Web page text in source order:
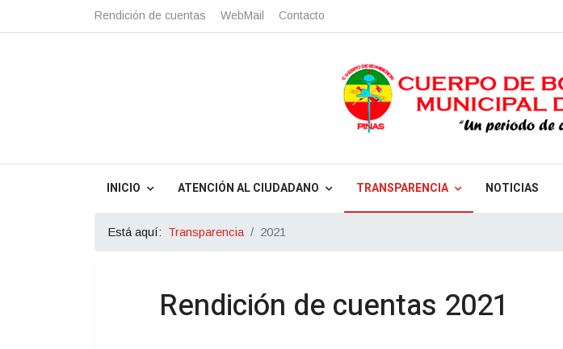
Rendición de cuentas WebMail Contacto
INICIO ATENCIÓN AL CIUDADANO TRANSPARENCIA NOTICIAS
Está aquí: Transparencia 2021
Rendición de cuentas 2021